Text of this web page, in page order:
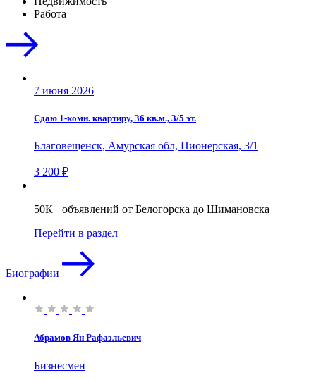
Работа
7 июня 2026
Сдаю 1-комн. квартиру, 36 кв.м., 3/5 эт.
Благовещенск, Амурская обл, Пионерская, 3/1
3 200 ₽
50К+ объявлений от Белогорска до Шимановска
Перейти в раздел
Биографии
Абрамов Ян Рафаэльевич
Бизнесмен